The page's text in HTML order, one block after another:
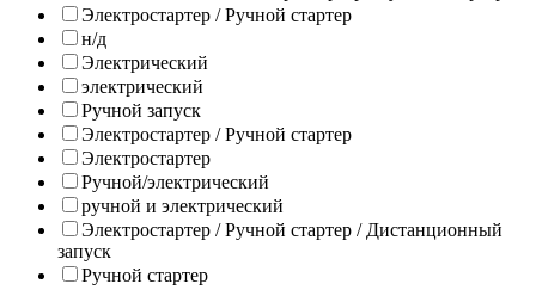
Электростартер / Ручной стартер
н/д
Электрический
электрический
Ручной запуск
Электростартер / Ручной стартер
Электростартер
Ручной/электрический
ручной и электрический
Электростартер / Ручной стартер / Дистанционный
запуск
Ручной стартер